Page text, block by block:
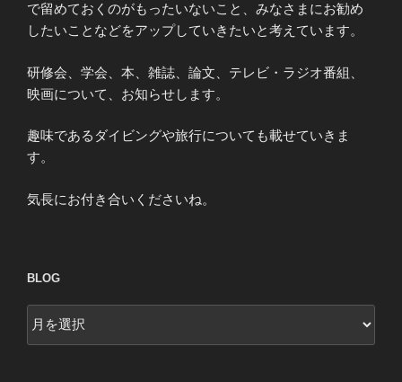
で留めておくのがもったいないこと、みなさまにお勧め
したいことなどをアップしていきたいと考えています。
研修会、学会、本、雑誌、論文、テレビ・ラジオ番組、
映画について、お知らせします。
趣味であるダイビングや旅行についても載せていきま
す。
気長にお付き合いくださいね。
BLOG